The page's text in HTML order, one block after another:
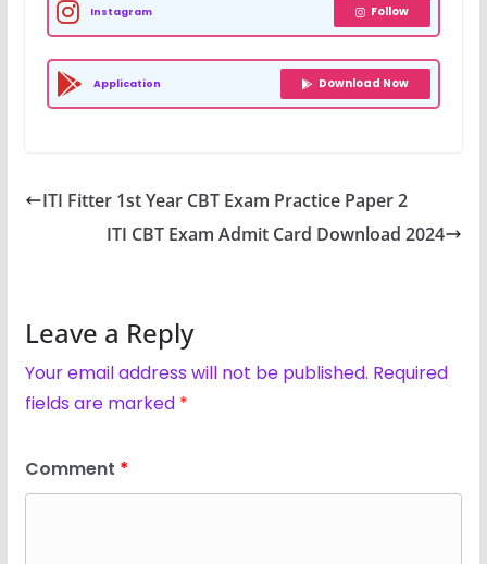
Instagram Follow
Application Download Now
ITI Fitter 1st Year CBT Exam Practice Paper 2
ITI CBT Exam Admit Card Download 2024
Leave a Reply
Your email address will not be published. Required
fields are marked *
Comment *